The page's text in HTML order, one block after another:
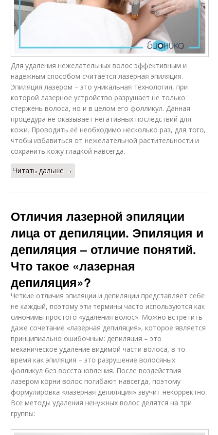
Для удаления нежелательных волос эффективным и
надежным способом считается лазерная эпиляция.
Эпиляция лазером – это уникальная технология, при
которой лазерное устройство разрушает не только
стержень волоса, но и в целом его фолликул. Данная
процедура не оказывает негативных последствий для
кожи. Проводить её необходимо несколько раз, для того,
чтобы избавиться от нежелательной растительности и
сохранить кожу гладкой навсегда.
Читать дальше →
Отличия лазерной эпиляции
лица от депиляции. Эпиляция и
депиляция – отличие понятий.
Что такое «лазерная
депиляция»?
Четкие отличия эпиляции и депиляции представляет себе
не каждый, поэтому эти термины часто используются как
синонимы простого «удаления волос». Можно встретить
даже сочетание «лазерная депиляция», которое является
принципиально ошибочным: депиляция – это
механическое удаление видимой части волоса, в то
время как эпиляция – это разрушение волосяных
фолликул без восстановления. После воздействия
лазером корни волос погибают навсегда, поэтому
формулировка «лазерная депиляция» звучит некорректно.
Все методы удаления ненужных волос делятся на три
группы: